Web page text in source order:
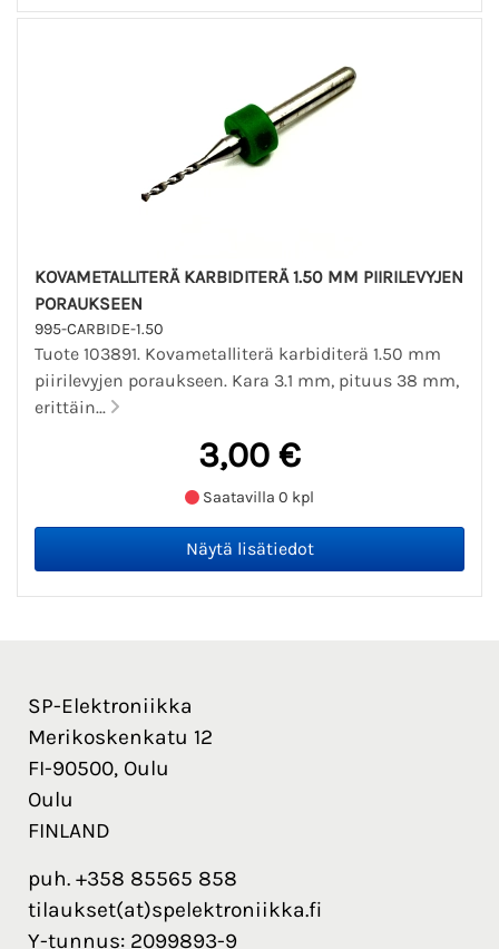
KOVAMETALLITERÄ KARBIDITERÄ 1.50 MM PIIRILEVYJEN
PORAUKSEEN
995-CARBIDE-1.50
Tuote 103891. Kovametalliterä karbiditerä 1.50 mm
piirilevyjen poraukseen. Kara 3.1 mm, pituus 38 mm,
erittäin...
3,00 €
Saatavilla 0 kpl
SP-Elektroniikka
Merikoskenkatu 12
FI-90500, Oulu
Oulu
FINLAND
puh. +358 85565 858
tilaukset(at)spelektroniikka.fi
Y-tunnus: 2099893-9